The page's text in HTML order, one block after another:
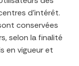
d’intérêt.
conservées
selon la finalité
en vigueur et